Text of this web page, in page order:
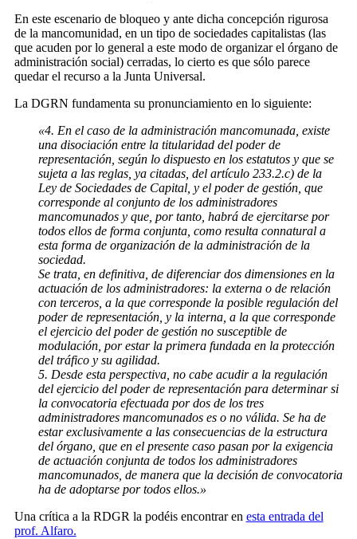
En este escenario de bloqueo y ante dicha concepción rigurosa
de la mancomunidad, en un tipo de sociedades capitalistas (las
que acuden por lo general a este modo de organizar el órgano de
administración social) cerradas, lo cierto es que sólo parece
quedar el recurso a la Junta Universal.
La DGRN fundamenta su pronunciamiento en lo siguiente:
«4. En el caso de la administración mancomunada, existe
una disociación entre la titularidad del poder de
representación, según lo dispuesto en los estatutos y que se
sujeta a las reglas, ya citadas, del artículo 233.2.c) de la
Ley de Sociedades de Capital, y el poder de gestión, que
corresponde al conjunto de los administradores
mancomunados y que, por tanto, habrá de ejercitarse por
todos ellos de forma conjunta, como resulta connatural a
esta forma de organización de la administración de la
sociedad.
Se trata, en definitiva, de diferenciar dos dimensiones en la
actuación de los administradores: la externa o de relación
con terceros, a la que corresponde la posible regulación del
poder de representación, y la interna, a la que corresponde
el ejercicio del poder de gestión no susceptible de
modulación, por estar la primera fundada en la protección
del tráfico y su agilidad.
5. Desde esta perspectiva, no cabe acudir a la regulación
del ejercicio del poder de representación para determinar si
la convocatoria efectuada por dos de los tres
administradores mancomunados es o no válida. Se ha de
estar exclusivamente a las consecuencias de la estructura
del órgano, que en el presente caso pasan por la exigencia
de actuación conjunta de todos los administradores
mancomunados, de manera que la decisión de convocatoria
ha de adoptarse por todos ellos.»
Una crítica a la RDGR la podéis encontrar en esta entrada del
prof. Alfaro.